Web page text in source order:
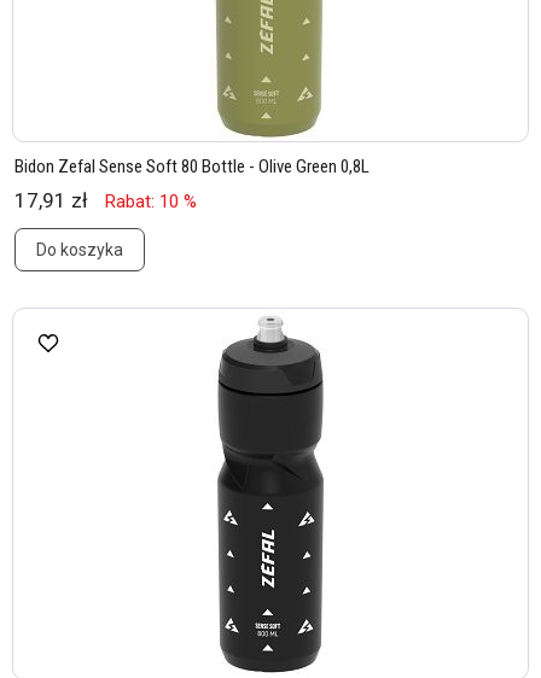
Bidon Zefal Sense Soft 80 Bottle - Olive Green 0,8L
17,91 zł Rabat: 10 %
Do koszyka